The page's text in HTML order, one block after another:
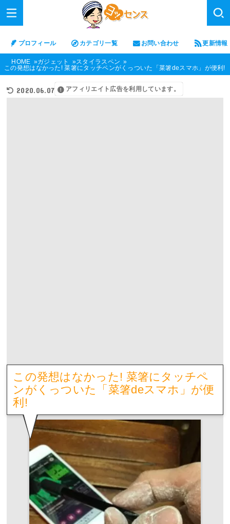
プロフィール カテゴリ一覧 お問い合わせ 更新情報
HOME ガジェット
スタイラスペン
この発想はなかった! 菜箸にタッチペンがくっついた「菜箸deスマホ」が便利!
2020.06.07 アフィリエイト広告を利用しています。
この発想はなかった! 菜箸にタッチペ
ンがくっついた「菜箸deスマホ」が便
利!